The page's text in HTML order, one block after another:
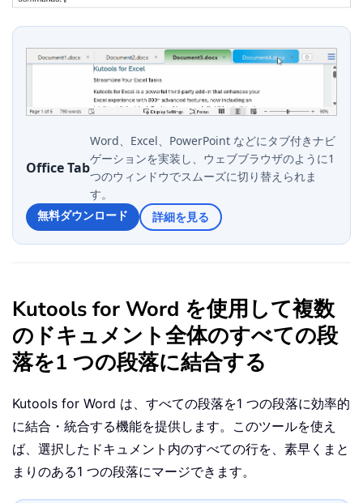
Office Tab
Word、Excel、PowerPoint などにタブ付きナビ
ゲーションを実装し、ウェブブラウザのように1
つのウィンドウでスムーズに切り替えられま
す。
無料ダウンロード
詳細を見る
Kutools for Word を使用して複数
のドキュメント全体のすべての段
落を1 つの段落に結合する
Kutools for Word は、すべての段落を1 つの段落に効率的
に結合・統合する機能を提供します。このツールを使え
ば、選択したドキュメント内のすべての行を、素早くまと
まりのある1 つの段落にマージできます。